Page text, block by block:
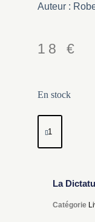
Auteur :
18€
En stock
La
Catégorie